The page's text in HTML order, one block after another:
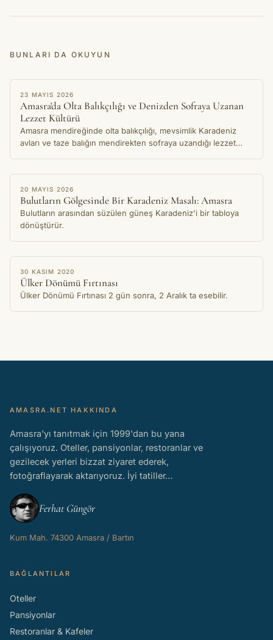
BUNLARI DA OKUYUN
HIKAYE
23 MAYIS 2026
Amasra'da Olta Balıkçılığı ve Denizden Sofraya Uzanan
Lezzet Kültürü
Amasra mendireğinde olta balıkçılığı, mevsimlik Karadeniz
avları ve taze balığın mendirekten sofraya uzandığı lezzet
HIKAYE
20 MAYIS 2026
Bulutların Gölgesinde Bir Karadeniz Masalı: Amasra
Bulutların arasından süzülen güneş Karadeniz'i bir tabloya
dönüştürür.
HIKAYE
30 KASIM 2020
Ülker Dönümü Fırtınası
Ülker Dönümü Fırtınası 2 gün sonra, 2 Aralık ta esebilir.
AMASRA.NET HAKKINDA
Amasra'yı tanıtmak için 1999'dan bu yana
çalışıyoruz. Oteller, pansiyonlar, restoranlar ve
gezilecek yerleri bizzat ziyaret ederek,
fotoğraflayarak aktarıyoruz. İyi tatiller…
Ferhat Güngör
Kum Mah. 74300 Amasra / Bartın
BAĞLANTILAR
Oteller
Pansiyonlar
Restoranlar & Kafeler